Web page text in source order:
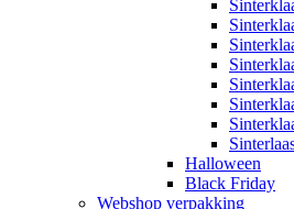
Halloween
Black Friday
Webshop verpakking